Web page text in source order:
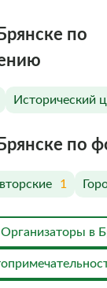
по
Исторический
по
1
Организаторы в